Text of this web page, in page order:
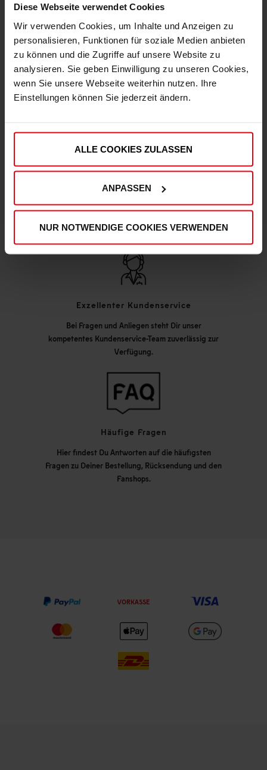
Diese Webseite verwendet Cookies
Wir verwenden Cookies, um Inhalte und Anzeigen zu
personalisieren, Funktionen für soziale Medien anbieten
zu können und die Zugriffe auf unsere Website zu
analysieren. Sie geben Einwilligung zu unseren Cookies,
wenn Sie unsere Webseite weiterhin nutzen. Ihre
Einstellungen können Sie jederzeit ändern.
ALLE COOKIES ZULASSEN
ANPASSEN
NUR NOTWENDIGE COOKIES VERWENDEN
Express Lieferung möglich
Damit Du deine Artikel noch schneller erhältst,
kannst Du deine Bestellung auch mit der
Versandart "Express" aufgeben.
Qualitätskontrollen, um Deinen und unseren hohen
Qualitätsstandards zu entsprechen.
Exzellenter Kundenservice
Bei Fragen und Anliegen steht Dir unser
kompetentes Kundenservice-Team zuverlässig zur
Verfügung.
Häufige Fragen
Hier findest Du Antworten auf die häufigsten
Fragen zu Deiner Bestellung, Rücksendung und den
Fanshops.
VORKASSE